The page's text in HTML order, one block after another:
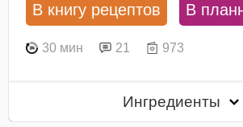
В книгу рецептов В
30 мин 21 973
Ингредиенты